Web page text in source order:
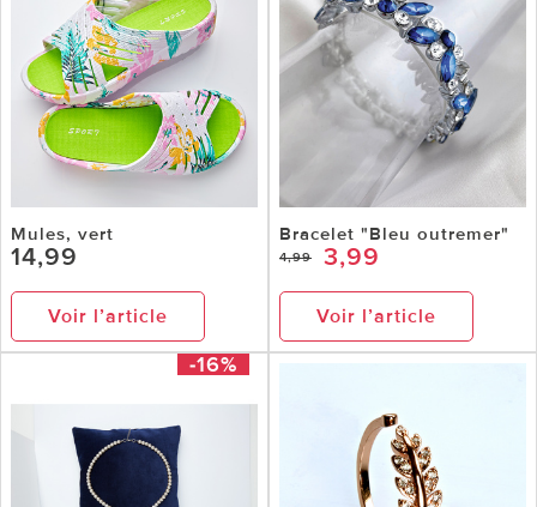
Mules, vert
14,99
Voir l’article
Bracelet "Bleu outremer"
4,99 3,99
Voir l’article
-16%